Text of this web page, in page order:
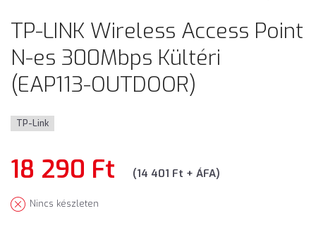
TP-LINK Wireless Access Point
N-es 300Mbps Kültéri
(EAP113-OUTDOOR)
TP-Link
18 290 Ft (14 401 Ft + ÁFA)
Nincs készleten